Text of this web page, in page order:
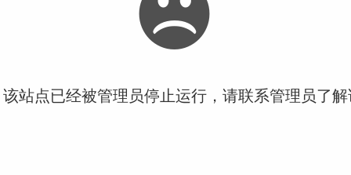
站点已经被管理员停止运行，请联系管理员了